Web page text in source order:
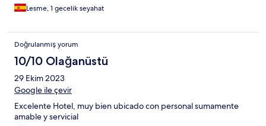
Lesme, 1 gecelik seyahat
Doğrulanmış yorum
10/10 Olağanüstü
29 Ekim 2023
Google ile çevir
Excelente Hotel, muy bien ubicado con personal sumamente
amable y servicial